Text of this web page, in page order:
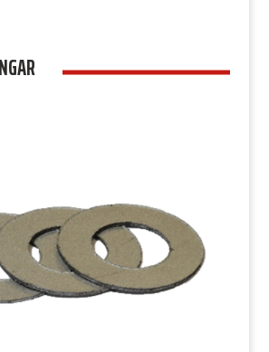
gastät, har en specifik leak